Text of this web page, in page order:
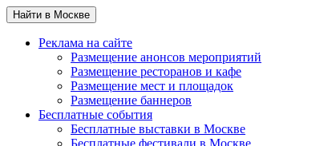
Найти в Москве
Реклама на сайте
Размещение анонсов мероприятий
Размещение ресторанов и кафе
Размещение мест и площадок
Размещение баннеров
Бесплатные события
Бесплатные выставки в Москве
Бесплатные фестивали в Москве